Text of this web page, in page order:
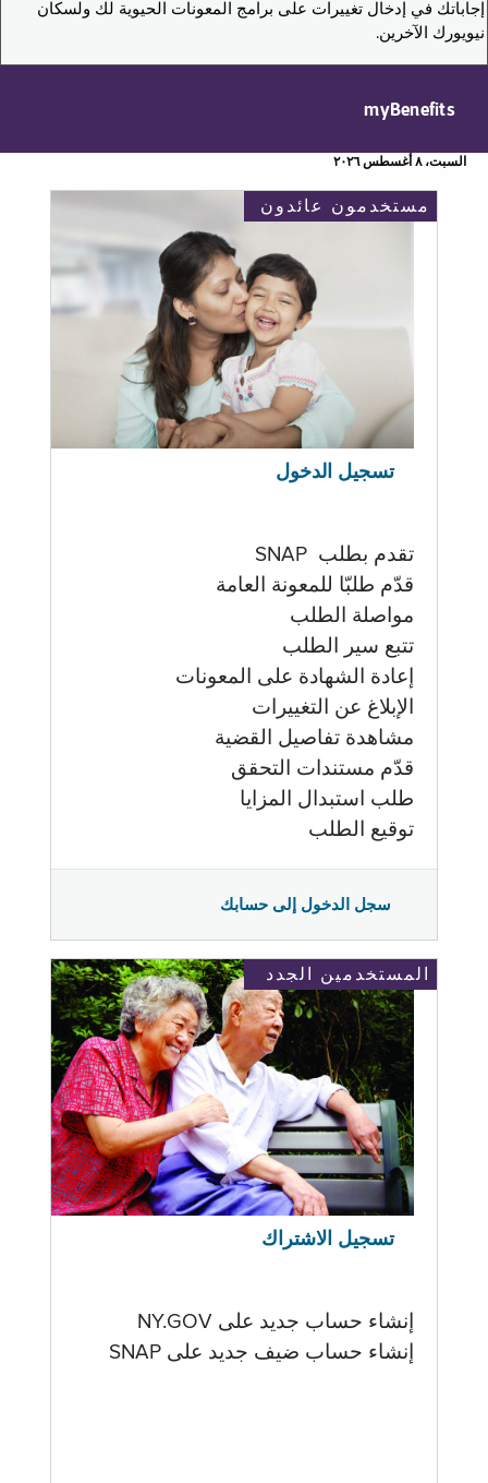
إجاباتك في إدخال تغييرات على برامج المعونات الحيوية لك ولسكان
نيويورك الآخرين.
myBenefits
السبت، ٨ أغسطس ٢٠٢٦
مستخدمون عائدون
تسجيل الدخول
تقدم بطلب SNAP
قدّم طلبّا للمعونة العامة
مواصلة الطلب
تتبع سير الطلب
إعادة الشهادة على المعونات
الإبلاغ عن التغييرات
مشاهدة تفاصيل القضية
قدّم مستندات التحقق
طلب استبدال المزايا
توقيع الطلب
سجل الدخول إلى حسابك
المستخدمين الجدد
تسجيل الاشتراك
إنشاء حساب جديد على NY.GOV
إنشاء حساب ضيف جديد على SNAP